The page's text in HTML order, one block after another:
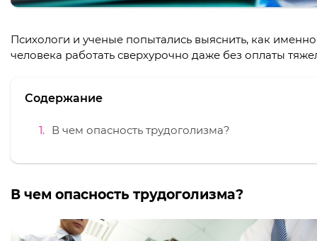
Психологи и ученые попытались выяснить, как
человека работать сверхурочно даже без оплаты
Содержание
В чем опасность трудоголизма?
В чем опасность трудоголизма?